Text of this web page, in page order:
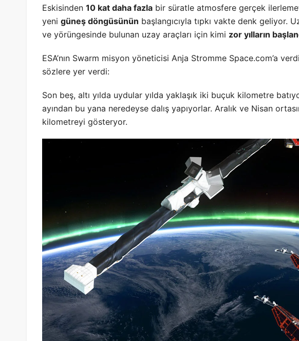
Eskisinden 10 kat daha fazla bir süratle atmosfere gerçek
yeni güneş döngüsünün başlangıcıyla tıpkı vakte denk geliyor.
ve yörüngesinde bulunan uzay araçları için kimi zor yılların
ESA’nın Swarm misyon yöneticisi Anja Stromme Space.com’a
sözlere yer verdi:
Son beş, altı yılda uydular yılda yaklaşık iki buçuk kilometre
ayından bu yana neredeyse dalış yapıyorlar. Aralık ve Nisan
kilometreyi gösteryor.